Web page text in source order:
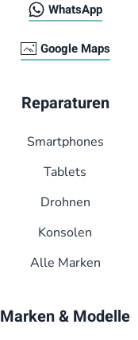
WhatsApp
Google Maps
Reparaturen
Smart­phones
Tablets
Drohnen
Konsolen
Alle Marken
Marken & Modelle